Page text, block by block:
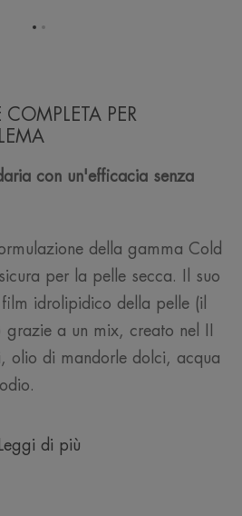
PER
con un'efficacia senza
della gamma Cold
per la pelle secca. Il suo
idrolipidico della pelle (il
grazie a un mix, creato nel II
olio di mandorle dolci, acqua
Leggi di più